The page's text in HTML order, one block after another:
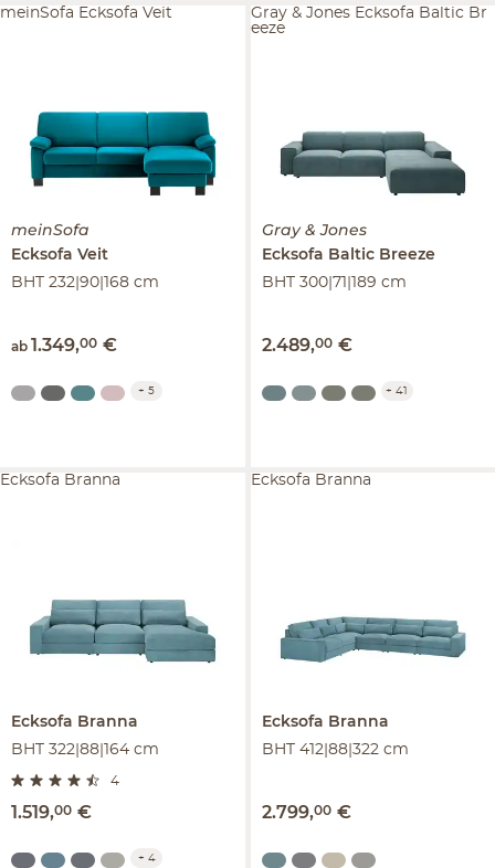
meinSofa
Ecksofa Veit
BHT 232|90|168 cm
ab 1.349,00 €
meinSofa Ecksofa Veit
+ 5
Gray & Jones
Ecksofa Baltic Breeze
BHT 300|71|189 cm
2.489,00 €
Gray & Jones Ecksofa Baltic Br
eeze
+ 41
Ecksofa Branna
BHT 322|88|164 cm
4
1.519,00 €
Ecksofa Branna
+ 4
Ecksofa Branna
BHT 412|88|322 cm
2.799,00 €
Ecksofa Branna